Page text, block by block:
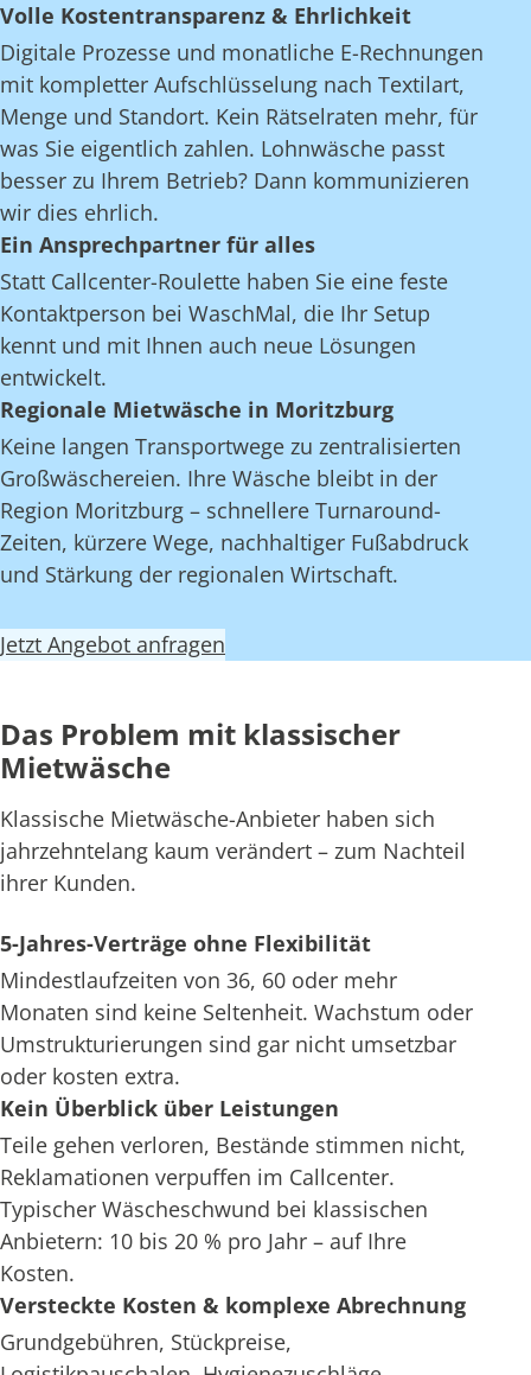
Volle Kostentransparenz & Ehrlichkeit
Digitale Prozesse und monatliche E-Rechnungen
mit kompletter Aufschlüsselung nach Textilart,
Menge und Standort. Kein Rätselraten mehr, für
was Sie eigentlich zahlen. Lohnwäsche passt
besser zu Ihrem Betrieb? Dann kommunizieren
wir dies ehrlich.
Ein Ansprechpartner für alles
Statt Callcenter-Roulette haben Sie eine feste
Kontaktperson bei WaschMal, die Ihr Setup
kennt und mit Ihnen auch neue Lösungen
entwickelt.
Regionale Mietwäsche in Moritzburg
Keine langen Transportwege zu zentralisierten
Großwäschereien. Ihre Wäsche bleibt in der
Region Moritzburg – schnellere Turnaround-
Zeiten, kürzere Wege, nachhaltiger Fußabdruck
und Stärkung der regionalen Wirtschaft.
Jetzt Angebot anfragen
Das Problem mit klassischer
Mietwäsche
Klassische Mietwäsche-Anbieter haben sich
jahrzehntelang kaum verändert – zum Nachteil
ihrer Kunden.
5-Jahres-Verträge ohne Flexibilität
Mindestlaufzeiten von 36, 60 oder mehr
Monaten sind keine Seltenheit. Wachstum oder
Umstrukturierungen sind gar nicht umsetzbar
oder kosten extra.
Kein Überblick über Leistungen
Teile gehen verloren, Bestände stimmen nicht,
Reklamationen verpuffen im Callcenter.
Typischer Wäscheschwund bei klassischen
Anbietern: 10 bis 20 % pro Jahr – auf Ihre
Kosten.
Versteckte Kosten & komplexe Abrechnung
Grundgebühren, Stückpreise,